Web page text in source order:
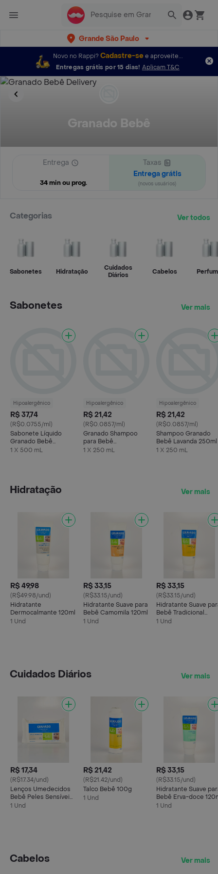
Grande São Paulo
Novo no Rappi? Cadastre-se e aproveite...
Entregas grátis por 15 dias! Aplicam T&C
Granado Bebê
Entrega
34 min ou prog.
Taxas
Entrega grátis
(novos usuários)
Categorias Ver todos
Sabonetes Hidratação
Cuidados
Diários
Cabelos
Sabonetes Ver mais
Hipoalergênico
R$ 37,74
(R$0.0755/ml)
Sabonete Líquido
Granado Bebê
Camomila 500ml
1 X 500 mL
Hipoalergênico
R$ 21,42
(R$0.0857/ml)
Granado Shampoo
para Bebê
Hipoalérgico
1 X 250 mL
Hipoalergênico
R$ 21,42
(R$0.0857/ml)
Shampoo Granado
Bebê Lavanda 250ml
1 X 250 mL
Hidratação Ver mais
R$ 49,98
(R$49.98/und)
Hidratante
Dermocalmante 120ml
1 Und
R$ 33,15
(R$33.15/und)
Hidratante Suave para
Bebê Camomila 120ml
1 Und
R$ 33,15
(R$33.15/und)
Hidratante Suave
Bebê Tradicional
120ml
1 Und
Cuidados Diários Ver mais
R$ 17,34
(R$17.34/und)
Lenços Umedecidos
Bebê Peles Sensíveis
- 50 unidades
1 Und
R$ 21,42
(R$21.42/und)
Talco Bebê 100g
1 Und
R$ 33,15
(R$33.15/und)
Hidratante Suave
Bebê Erva-doce
1 Und
Cabelos Ver mais